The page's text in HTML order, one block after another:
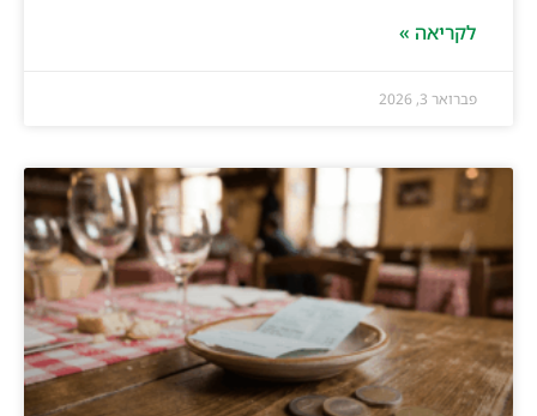
לקריאה »
פברואר 3, 2026